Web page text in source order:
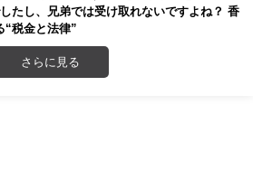
たし、兄弟では受け取れないですよね？ 香
“税金と法律”
さらに見る